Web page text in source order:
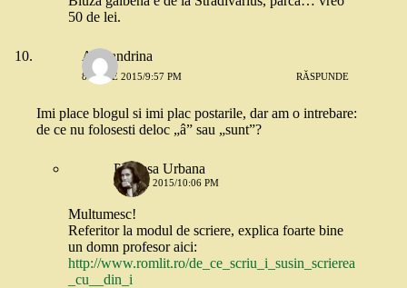
50 de lei.
Alexandrina
8 IUNIE 2015/9:57 PM RĂSPUNDE
Imi place blogul si imi plac postarile, dar am o intrebare:
de ce nu folosesti deloc „â” sau „sunt”?
Printesa Urbana
8 IUNIE 2015/10:06 PM
Multumesc!
Referitor la modul de scriere, explica foarte bine
un domn profesor aici:
http://www.romlit.ro/de_ce_scriu_i_susin_scrierea
_cu__din_i